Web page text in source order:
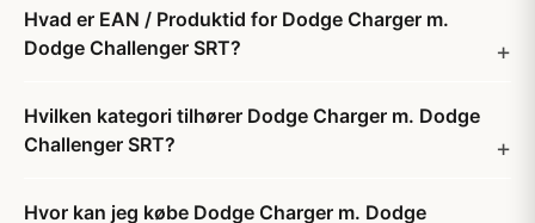
Hvad er EAN / Produktid for Dodge Charger m.
Dodge Challenger SRT?
Hvilken kategori tilhører Dodge Charger m. Dodge
Challenger SRT?
Hvor kan jeg købe Dodge Charger m. Dodge